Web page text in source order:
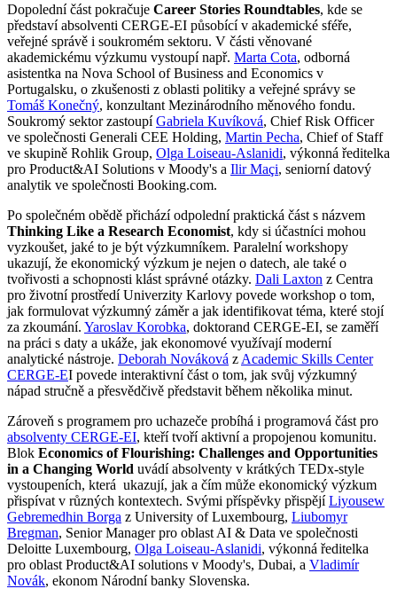
Dopolední část pokračuje Career Stories Roundtables, kde se
představí absolventi CERGE-EI působící v akademické sféře,
veřejné správě i soukromém sektoru. V části věnované
akademickému výzkumu vystoupí např. Marta Cota, odborná
asistentka na Nova School of Business and Economics v
Portugalsku, o zkušenosti z oblasti politiky a veřejné správy se
Tomáš Konečný, konzultant Mezinárodního měnového fondu.
Soukromý sektor zastoupíGabriela Kuvíková, Chief Risk Officer
ve společnosti Generali CEE Holding, Martin Pecha, Chief of Staff
ve skupině Rohlik Group, Olga Loiseau-Aslanidi, výkonná ředitelka
pro Product&AI Solutions v Moody's a Ilir Maçi, seniorní datový
analytik ve společnosti Booking.com.
Po společném obědě přichází odpolední praktická část s názvem
Thinking Like a Research Economist, kdy si účastníci mohou
vyzkoušet, jaké to je být výzkumníkem. Paralelní workshopy
ukazují, že ekonomický výzkum je nejen o datech, ale také o
tvořivosti a schopnosti klást správné otázky. Dali Laxton z Centra
pro životní prostředí Univerzity Karlovy povede workshop o tom,
jak formulovat výzkumný záměr a jak identifikovat téma, které stojí
za zkoumání. Yaroslav Korobka, doktorand CERGE-EI, se zaměří
na práci s daty a ukáže, jak ekonomové využívají moderní
analytické nástroje. Deborah Nováková z Academic Skills Center
CERGE-EI povede interaktivní část o tom, jak svůj výzkumný
nápad stručně a přesvědčivě představit během několika minut.
Zároveň s programem pro uchazeče probíhá i programová část pro
absolventy CERGE-EI, kteří tvoří aktivní a propojenou komunitu.
Blok Economics of Flourishing: Challenges and Opportunities
in a Changing World uvádí absolventy v krátkých TEDx-style
vystoupeních, která ukazují, jak a čím může ekonomický výzkum
přispívat v různých kontextech. Svými příspěvky přispějíLiyousew
Gebremedhin Borga z University of Luxembourg, Liubomyr
Bregman, Senior Manager pro oblast AI & Data ve společnosti
Deloitte Luxembourg, Olga Loiseau-Aslanidi, výkonná ředitelka
pro oblast Product&AI solutions v Moody's, Dubai, a Vladimír
Novák, ekonom Národní banky Slovenska.